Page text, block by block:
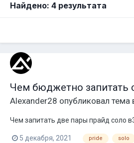
Найдено: 4 результата
Чем бюджетно запитать
Alexander28 опубликовал тема
Чем запитать две пары прайд соло
5 декабря, 2021 pride solo